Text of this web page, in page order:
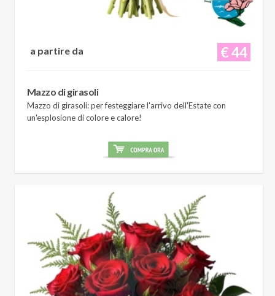
€ 44
a partire da
Mazzo di girasoli
Mazzo di girasoli: per festeggiare l'arrivo dell'Estate con
un'esplosione di colore e calore!